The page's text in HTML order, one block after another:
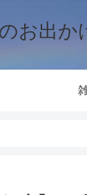
お出か